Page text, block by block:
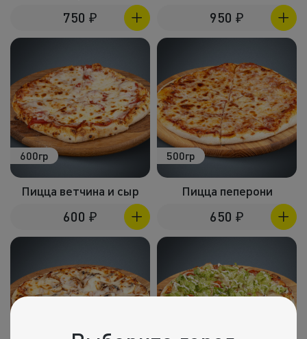
Холодные
Пицца и
Фритюр
Напитки
Комбо
750 ₽ 950 ₽
600гр
Пицца ветчина и сыр
600 ₽
500гр
Пицца пеперони
650 ₽